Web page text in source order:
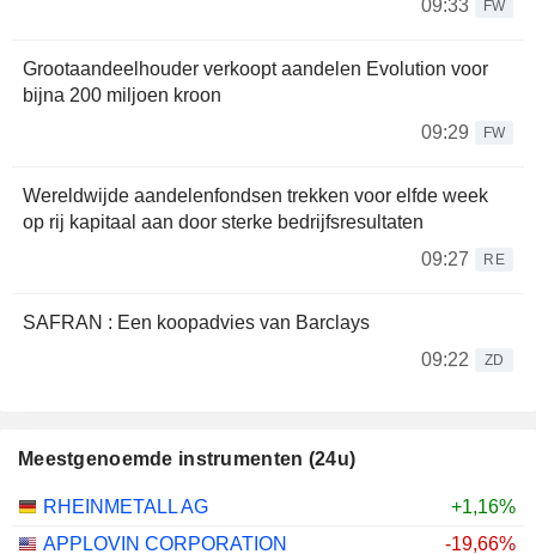
09:33
FW
Grootaandeelhouder verkoopt aandelen Evolution voor
bijna 200 miljoen kroon
09:29
FW
Wereldwijde aandelenfondsen trekken voor elfde week
op rij kapitaal aan door sterke bedrijfsresultaten
09:27
RE
SAFRAN : Een koopadvies van Barclays
09:22
ZD
Meestgenoemde instrumenten (24u)
RHEINMETALL AG
+1,16%
APPLOVIN CORPORATION
-19,66%